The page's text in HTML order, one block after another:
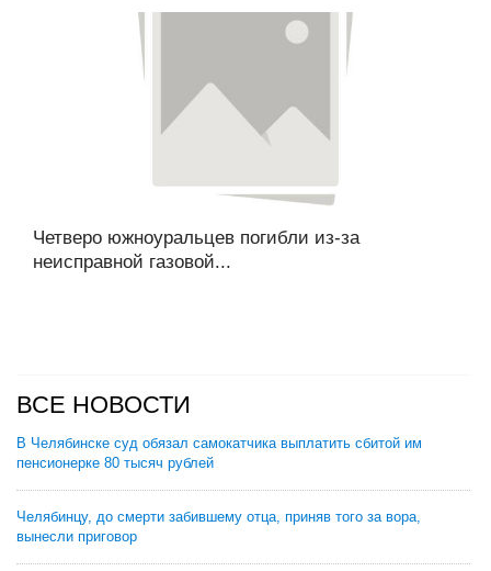
Четверо южноуральцев погибли из-за
неисправной газовой...
ВСЕ НОВОСТИ
В Челябинске суд обязал самокатчика выплатить сбитой им
пенсионерке 80 тысяч рублей
Челябинцу, до смерти забившему отца, приняв того за вора,
вынесли приговор